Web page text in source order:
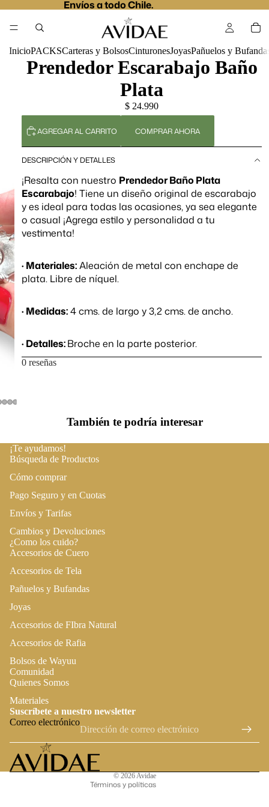
Envíos a todo Chile.
InicioPACKSCarteras y BolsosCinturonesJoyasPañuelos y
Prendedor Escarabajo Baño
Plata
$ 24.990
AGREGAR AL CARRITO COMPRAR AHORA
DESCRIPCIÓN Y DETALLES
¡Resalta con nuestro Prendedor Baño Plata
Escarabajo! Tiene un diseño original de escarabajo
y es ideal para todas las ocasiones, ya sea elegante
o casual ¡Agrega estilo y personalidad a tu
vestimenta!
· Materiales:Aleación de metal con enchape de
plata. Libre de níquel.
· Medidas:4 cms. de largo y 3,2 cms. de ancho.
· Detalles:Broche en la parte posterior.
0 reseñas
También te podría interesar
¡Te ayudamos!
Búsqueda de Productos
Cómo comprar
Pago Seguro y en Cuotas
Envíos y Tarifas
Cambios y Devoluciones
¿Como los cuido?
Accesorios de Cuero
Accesorios de Tela
Pañuelos y Bufandas
Joyas
Accesorios de FIbra Natural
Accesorios de Rafia
Bolsos de Wayuu
Comunidad
Quienes Somos
Materiales
Suscríbete a nuestro newsletter
Correo electrónico
© 2026Avidae
Términos y políticas
Términos del servicio
Política de reembolso
Información de contacto